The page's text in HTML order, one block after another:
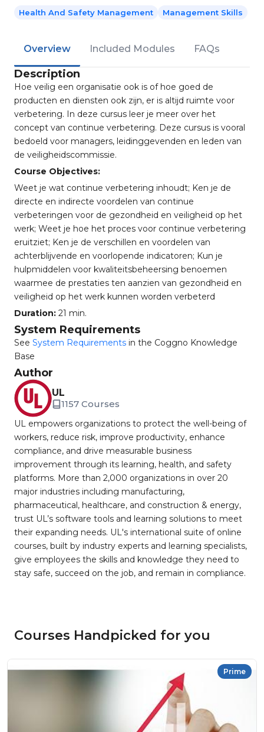
Health And Safety Management Management Skills
Overview Included Modules FAQs
Description
Hoe veilig een organisatie ook is of hoe goed de
producten en diensten ook zijn, er is altijd ruimte voor
verbetering. In deze cursus leer je meer over het
concept van continue verbetering. Deze cursus is vooral
bedoeld voor managers, leidinggevenden en leden van
de veiligheidscommissie.
Course Objectives:
Weet je wat continue verbetering inhoudt; Ken je de
directe en indirecte voordelen van continue
verbeteringen voor de gezondheid en veiligheid op het
werk; Weet je hoe het proces voor continue verbetering
eruitziet; Ken je de verschillen en voordelen van
achterblijvende en voorlopende indicatoren; Kun je
hulpmiddelen voor kwaliteitsbeheersing benoemen
waarmee de prestaties ten aanzien van gezondheid en
veiligheid op het werk kunnen worden verbeterd
Duration: 21 min.
System Requirements
See System Requirements in the Coggno Knowledge
Base
Author
UL
1157 Courses
UL empowers organizations to protect the well-being of
workers, reduce risk, improve productivity, enhance
compliance, and drive measurable business
improvement through its learning, health, and safety
platforms. More than 2,000 organizations in over 20
major industries including manufacturing,
pharmaceutical, healthcare, and construction & energy,
trust UL’s software tools and learning solutions to meet
their expanding needs. UL's international suite of online
courses, built by industry experts and learning specialists,
give employees the skills and knowledge they need to
stay safe, succeed on the job, and remain in compliance.
Courses Handpicked for you
Prime